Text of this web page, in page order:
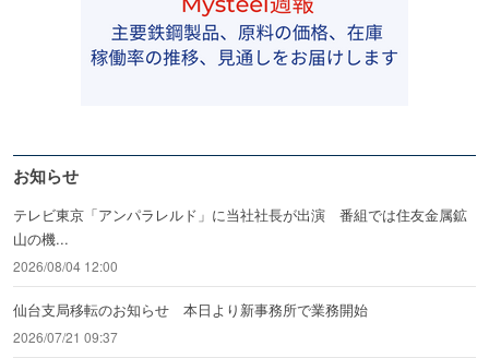
お知らせ
テレビ東京「アンパラレルド」に当社社長が出演 番組では住友金属鉱
山の機...
2026/08/04 12:00
仙台支局移転のお知らせ 本日より新事務所で業務開始
2026/07/21 09:37